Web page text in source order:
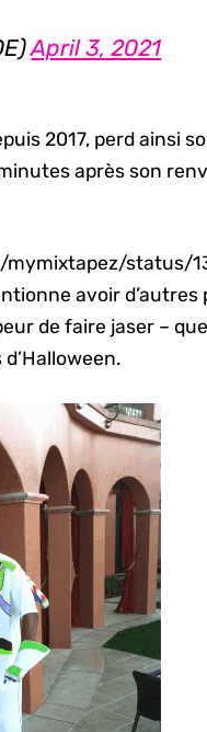
April 3, 2021
2017, perd ainsi
après son
status/
avoir
de faire jaser –